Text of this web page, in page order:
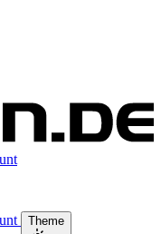
Theme